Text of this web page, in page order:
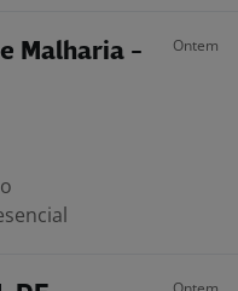
Malharia -
Ontem